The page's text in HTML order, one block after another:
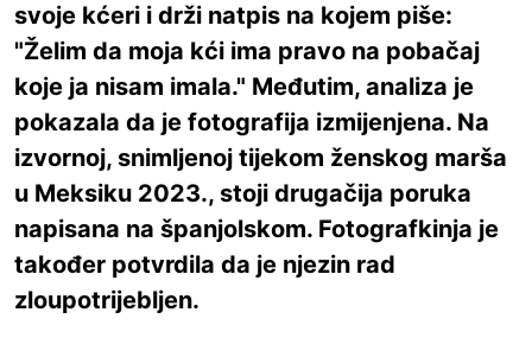
svoje kćeri i drži natpis na kojem piše:
"Želim da moja kći ima pravo na pobačaj
koje ja nisam imala." Međutim, analiza je
pokazala da je fotografija izmijenjena. Na
izvornoj, snimljenoj tijekom ženskog marša
u Meksiku 2023., stoji drugačija poruka
napisana na španjolskom. Fotografkinja je
također potvrdila da je njezin rad
zloupotrijebljen.